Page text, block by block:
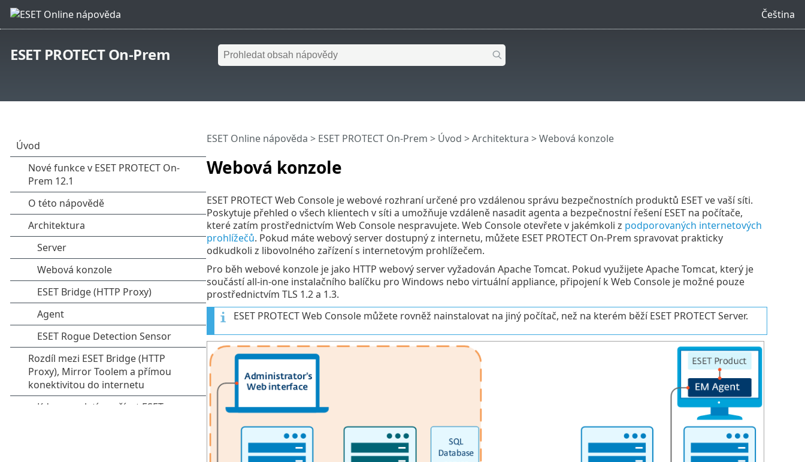
Čeština
ESET PROTECT On-Prem
Webová konzole
ESET Online nápověda > ESET PROTECT On-Prem > Úvod >Architektura > Webová konzole
ESET PROTECT Web Console je webové rozhraní určené pro vzdálenou správu bezpečnostních produktů ESET ve vaší síti.
Poskytuje přehled o všech klientech v síti a umožňuje vzdáleně nasadit agenta a bezpečnostní řešení ESET na počítače,
které zatím prostřednictvím Web Console nespravujete. Web Console otevřete v jakémkoli z podporovaných internetových
prohlížečů. Pokud máte webový server dostupný z internetu, můžete ESET PROTECT On-Prem spravovat prakticky
odkudkoli z libovolného zařízení s internetovým prohlížečem.
Pro běh webové konzole je jako HTTP webový server vyžadován Apache Tomcat. Pokud využijete Apache Tomcat, který je
součástí all-in-one instalačního balíčku pro Windows nebo virtuální appliance, připojení k Web Console je možné pouze
prostřednictvím TLS 1.2 a 1.3.
ESET PROTECT Web Console můžete rovněž nainstalovat na jiný počítač, než na kterém běží ESET PROTECT Server.